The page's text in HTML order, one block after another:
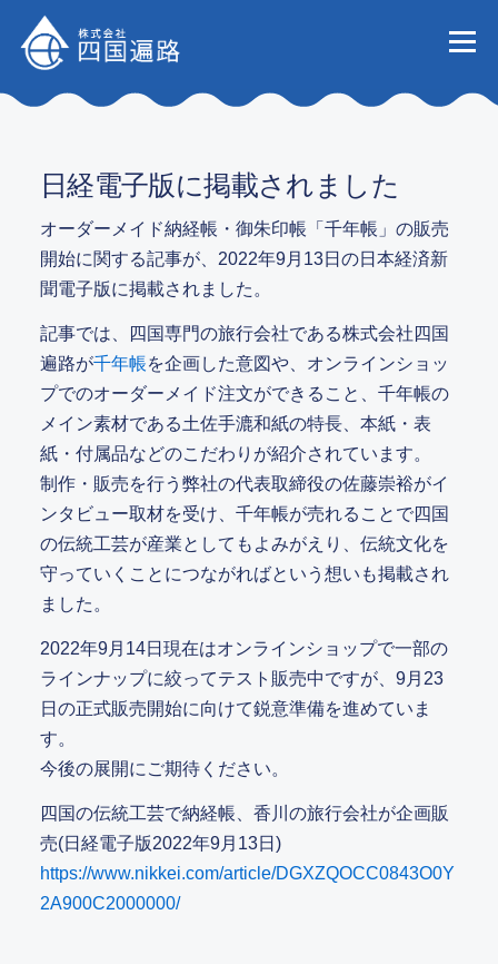
メニュー
会社
日経電子版に掲載されました
オーダーメイド納経帳・御朱印帳「千年帳」の販売
開始に関する記事が、2022年9月13日の日本経済新
聞電子版に掲載されました。
記事では、四国専門の旅行会社である株式会社四国
遍路が千年帳を企画した意図や、オンラインショッ
プでのオーダーメイド注文ができること、千年帳の
メイン素材である土佐手漉和紙の特長、本紙・表
紙・付属品などのこだわりが紹介されています。
制作・販売を行う弊社の代表取締役の佐藤崇裕がイ
ンタビュー取材を受け、千年帳が売れることで四国
の伝統工芸が産業としてもよみがえり、伝統文化を
守っていくことにつながればという想いも掲載され
ました。
2022年9月14日現在はオンラインショップで一部の
ラインナップに絞ってテスト販売中ですが、9月23
日の正式販売開始に向けて鋭意準備を進めていま
す。
今後の展開にご期待ください。
四国の伝統工芸で納経帳、香川の旅行会社が企画販
売(日経電子版2022年9月13日)
https://www.nikkei.com/article/DGXZQOCC0843O0Y
2A900C2000000/